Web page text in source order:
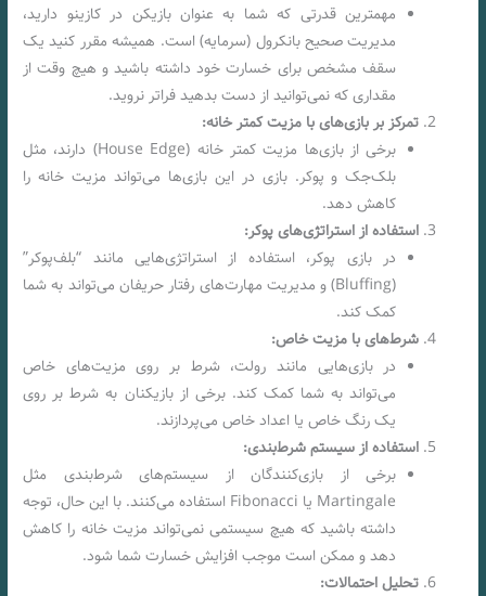
مهمترین قدرتی که شما به عنوان بازیکن در کازینو دارید،
مدیریت صحیح بانکرول (سرمایه) است. همیشه مقرر کنید یک
سقف مشخص برای خسارت خود داشته باشید و هیچ وقت از
مقداری که نمی‌توانید از دست بدهید فراتر نروید.
تمرکز بر بازی‌های با مزیت کمتر خانه:
برخی از بازی‌ها مزیت کمتر خانه (House Edge) دارند، مثل
بلک‌جک و پوکر. بازی در این بازی‌ها می‌تواند مزیت خانه را
کاهش دهد.
استفاده از استراتژی‌های پوکر:
در بازی پوکر، استفاده از استراتژی‌هایی مانند “بلف‌پوکر”
(Bluffing) و مدیریت مهارت‌های رفتار حریفان می‌تواند به شما
کمک کند.
شرط‌های با مزیت خاص:
در بازی‌هایی مانند رولت، شرط بر روی مزیت‌های خاص
می‌تواند به شما کمک کند. برخی از بازیکنان به شرط بر روی
یک رنگ خاص یا اعداد خاص می‌پردازند.
استفاده از سیستم شرط‌بندی:
برخی از بازی‌کنندگان از سیستم‌های شرط‌بندی مثل
Martingale یا Fibonacci استفاده می‌کنند. با این حال، توجه
داشته باشید که هیچ سیستمی نمی‌تواند مزیت خانه را کاهش
دهد و ممکن است موجب افزایش خسارت شما شود.
تحلیل احتمالات: